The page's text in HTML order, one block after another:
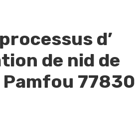
d’
de nid de
Pamfou 77830